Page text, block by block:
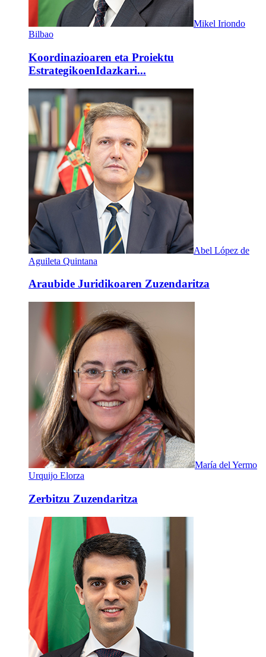
Mikel Iriondo
Bilbao
Koordinazioaren eta Proiektu
EstrategikoenIdazkari...
Abel López de
Aguileta Quintana
Araubide Juridikoaren Zuzendaritza
María del Yermo
Urquijo Elorza
Zerbitzu Zuzendaritza